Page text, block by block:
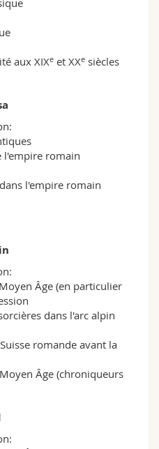
aux XIXe et XXe siècles
l'empire romain
l'empire romain
Âge (en particulier
dans l'arc alpin
romande avant la
Âge (chroniqueurs